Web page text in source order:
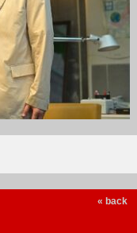
« back